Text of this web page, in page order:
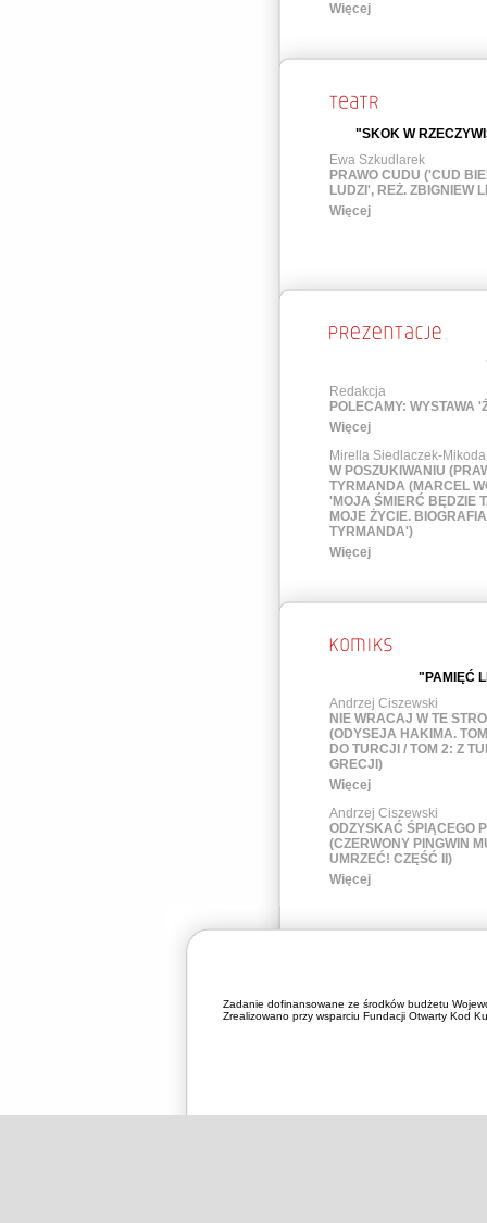
Więcej
"SKOK W
Ewa Szkudlarek
PRAWO CUDU ('CUD
LUDZI', REŻ. ZBIGNIEW
Więcej
Redakcja
POLECAMY: WYSTAWA
Więcej
Mirella Siedlaczek-Mikoda
W POSZUKIWANIU
TYRMANDA (MARCEL
'MOJA ŚMIERĆ BĘDZIE
MOJE ŻYCIE.
TYRMANDA')
Więcej
"PAMIĘĆ
Andrzej Ciszewski
NIE WRACAJ W TE
(ODYSEJA HAKIMA.
DO TURCJI / TOM 2: Z
GRECJI)
Więcej
Andrzej Ciszewski
ODZYSKAĆ ŚPIĄCEGO
(CZERWONY PINGWIN
UMRZEĆ! CZĘŚĆ II)
Więcej
Zadanie dofinansowane ze środków budżetu
Zrealizowano przy wsparciu Fundacji Otwarty Kod